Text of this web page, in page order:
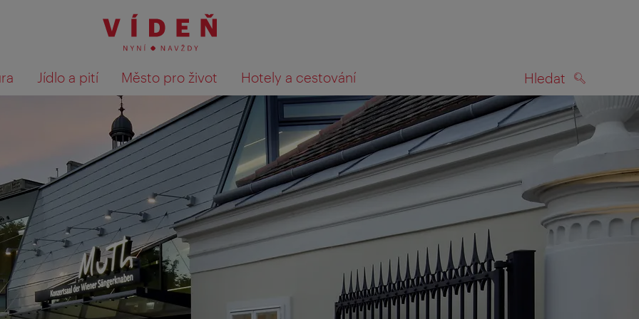
Jídlo a pití Město pro život Hotely a cestování Hledat
Výsledky hledání zobrazit na mapě HLEDAT